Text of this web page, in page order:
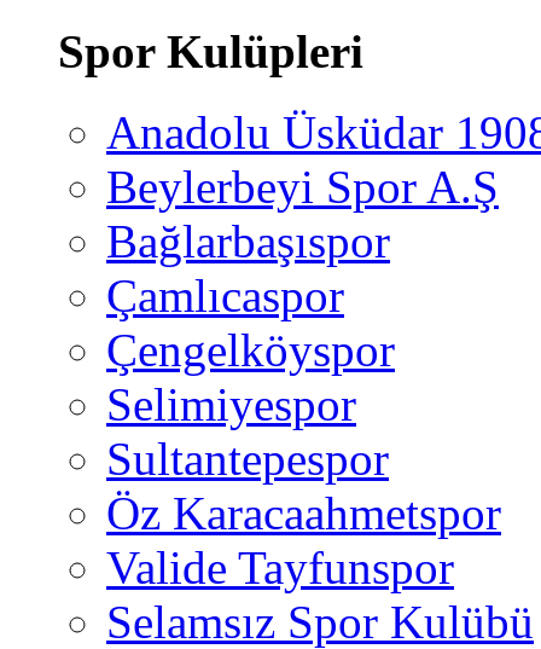
Spor Kulüpleri
Anadolu Üsküdar
Beylerbeyi Spor A.Ş
Bağlarbaşıspor
Çamlıcaspor
Çengelköyspor
Selimiyespor
Sultantepespor
Öz Karacaahmetspor
Valide Tayfunspor
Selamsız Spor Kulübü